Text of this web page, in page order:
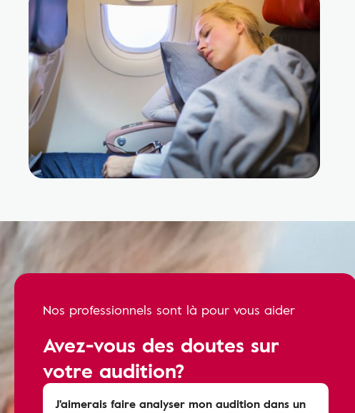
Nos professionnels sont là pour vous aider
Avez-vous des doutes sur
votre audition?
J'aimerais faire analyser mon audition dans un